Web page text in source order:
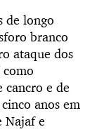
de longo
branco
ataque dos
cancro e de
anos em
Najaf e